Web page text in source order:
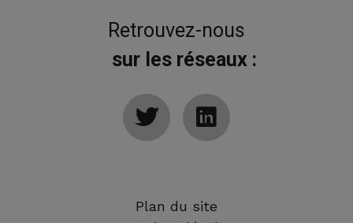
Retrouvez-nous
sur les réseaux :
Plan du site